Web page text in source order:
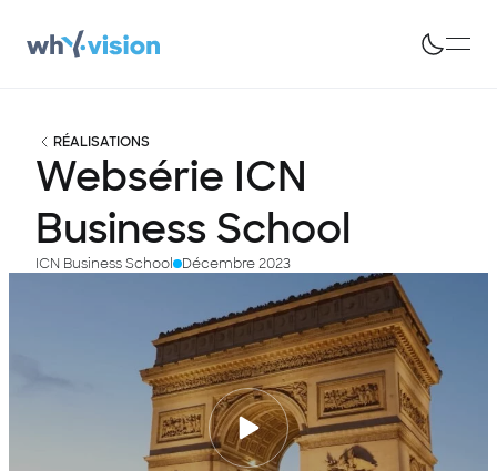
RÉALISATIONS
Websérie ICN
Business School
ICN Business School Décembre 2023